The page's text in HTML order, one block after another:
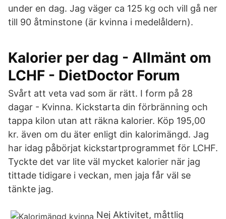
under en dag. Jag väger ca 125 kg och vill gå ner
till 90 åtminstone (är kvinna i medelåldern).
Kalorier per dag - Allmänt om
LCHF - DietDoctor Forum
Svårt att veta vad som är rätt. I form på 28
dagar - Kvinna. Kickstarta din förbränning och
tappa kilon utan att räkna kalorier. Köp 195,00
kr. även om du äter enligt din kalorimängd. Jag
har idag påbörjat kickstartprogrammet för LCHF.
Tyckte det var lite väl mycket kalorier när jag
tittade tidigare i veckan, men jaja får väl se
tänkte jag.
Nej Aktivitet, måttlig